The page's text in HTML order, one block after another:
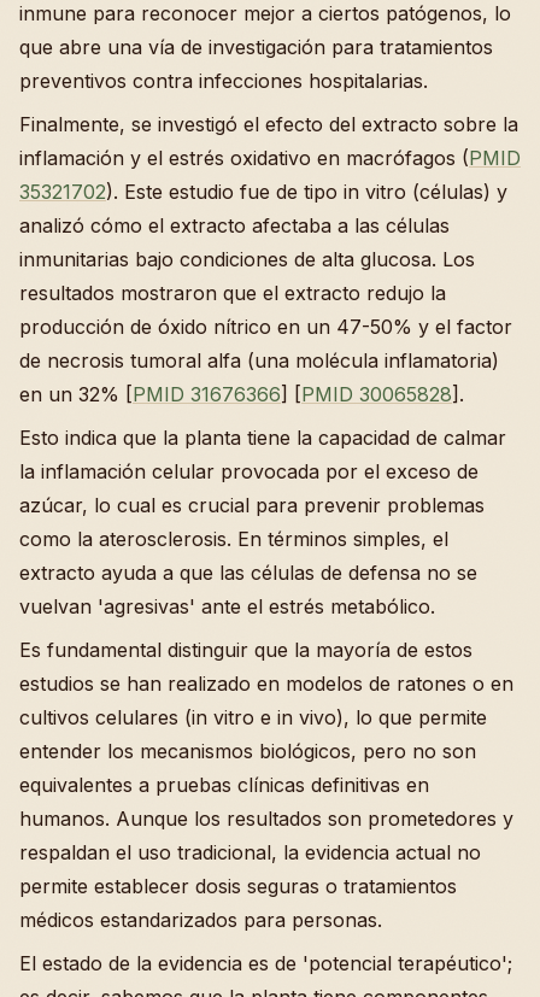
inmune para reconocer mejor a ciertos patógenos, lo
que abre una vía de investigación para tratamientos
preventivos contra infecciones hospitalarias.
Finalmente, se investigó el efecto del extracto sobre la
inflamación y el estrés oxidativo en macrófagos (PMID
35321702). Este estudio fue de tipo in vitro (células) y
analizó cómo el extracto afectaba a las células
inmunitarias bajo condiciones de alta glucosa. Los
resultados mostraron que el extracto redujo la
producción de óxido nítrico en un 47-50% y el factor
de necrosis tumoral alfa (una molécula inflamatoria)
en un 32% [PMID 31676366] [PMID 30065828].
Esto indica que la planta tiene la capacidad de calmar
la inflamación celular provocada por el exceso de
azúcar, lo cual es crucial para prevenir problemas
como la aterosclerosis. En términos simples, el
extracto ayuda a que las células de defensa no se
vuelvan 'agresivas' ante el estrés metabólico.
Es fundamental distinguir que la mayoría de estos
estudios se han realizado en modelos de ratones o en
cultivos celulares (in vitro e in vivo), lo que permite
entender los mecanismos biológicos, pero no son
equivalentes a pruebas clínicas definitivas en
humanos. Aunque los resultados son prometedores y
respaldan el uso tradicional, la evidencia actual no
permite establecer dosis seguras o tratamientos
médicos estandarizados para personas.
El estado de la evidencia es de 'potencial terapéutico';